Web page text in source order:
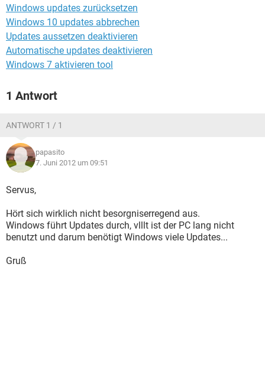
Windows updates zurücksetzen
Windows 10 updates abbrechen
Updates aussetzen deaktivieren
Automatische updates deaktivieren
Windows 7 aktivieren tool
1 Antwort
ANTWORT 1 / 1
papasito
7. Juni 2012 um 09:51
Servus,
Hört sich wirklich nicht besorgniserregend aus.
Windows führt Updates durch, vlllt ist der PC lang nicht
benutzt und darum benötigt Windows viele Updates...
Gruß